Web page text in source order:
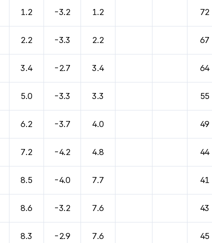
1.2 -3.2 1.2 72
2.2 -3.3 2.2 67
3.4 -2.7 3.4 64
5.0 -3.3 3.3 55
6.2 -3.7 4.0 49
7.2 -4.2 4.8 44
8.5 -4.0 7.7 41
8.6 -3.2 7.6 43
8.3 -2.9 7.6 45